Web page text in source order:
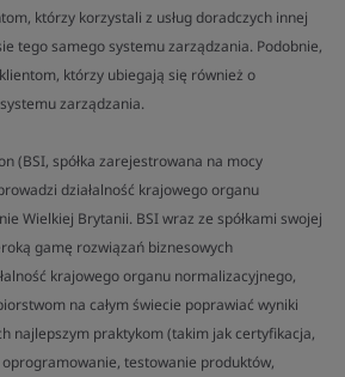
którzy korzystali z usług doradczych innej
tego samego systemu zarządzania. Podobnie,
którzy ubiegają się również o
zarządzania.
(BSI, spółka zarejestrowana na mocy
działalność krajowego organu
Wielkiej Brytanii. BSI wraz ze spółkami swojej
gamę rozwiązań biznesowych
krajowego organu normalizacyjnego,
na całym świecie poprawiać wyniki
najlepszym praktykom (takim jak certyfikacja,
testowanie produktów,